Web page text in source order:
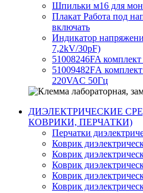
Шпильки м16 для
Плакат Работа под
включать
Индикатор
7,2kV/30pF)
51008246FA
51009482FА
220VAC 50Гц
ДИЭЛЕКТРИЧЕСКИЕ
КОВРИКИ, ПЕРЧАТКИ)
Перчатки
Коврик
Коврик
Коврик
Коврик
Коврик